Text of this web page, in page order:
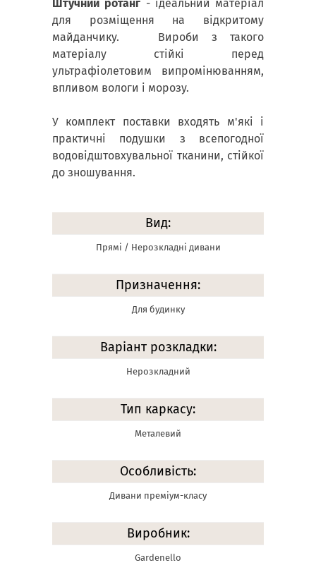
Штучний ротанг - ідеальний матеріал
для розміщення на відкритому
майданчику. Вироби з такого
матеріалу стійкі перед
ультрафіолетовим випромінюванням,
впливом вологи і морозу.
У комплект поставки входять м'які і
практичні подушки з всепогодної
водовідштовхувальної тканини, стійкої
до зношування.
Вид:
Прямі / Нерозкладні дивани
Призначення:
Для будинку
Варіант розкладки:
Нерозкладний
Тип каркасу:
Металевий
Особливість:
Дивани преміум-класу
Виробник:
Gardenello